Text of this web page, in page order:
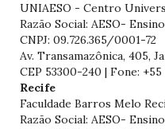
UNIAESO - Centro
Razão Social: AESO-
CNPJ: 09.726.365/0001-72
Av. Transamazônica, 405,
CEP 53300-240 | Fone: +55
Recife
Faculdade Barros Melo
Razão Social: AESO-